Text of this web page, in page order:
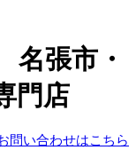
張市・
門店